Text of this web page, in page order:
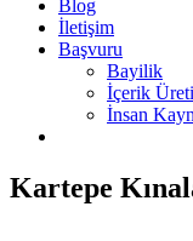
Blog
İletişim
Başvuru
Bayilik
İçerik
İnsan
Kartepe